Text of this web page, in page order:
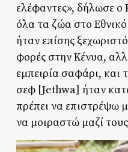
ελέφαντες», δήλωσε ο
όλα τα ζώα στο
ήταν επίσης
φορές στην Κένυα,
εμπειρία σαφάρι, και
σεφ [Jethwa] ήταν
πρέπει να επιστρέψω
να μοιραστώ μαζί